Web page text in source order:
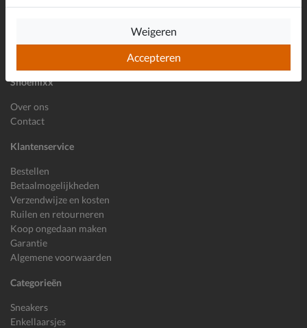
Shoemixx
Over ons
Contact
Klantenservice
Bestellen
Betaalmogelijkheden
Verzendwijze en kosten
Ruilen en retourneren
Koop ongedaan maken
Garantie
Algemene voorwaarden
Categorieën
Sneakers
Enkellaarsjes
Accepteren
Weigeren